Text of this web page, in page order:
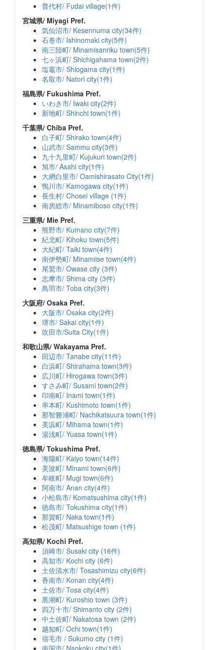
普代村/ Fudai village(1件)
宮城県/ Miyagi Pref.
気仙沼市/ Kesennuma city(34件)
石巻市/ Ishinomaki city(5件)
南三陸町/ Minamisanriku town(5件)
七ヶ浜町/ Shichigahama town(2件)
塩竈市/ Shiogama city(1件)
名取市/ Natori city(1件)
福島県/ Fukushima Pref.
いわき市/ Iwaki city(2件)
新地町/ Shinchi town(1件)
千葉県/ Chiba Pref.
白子町/ Shirako town(4件)
山武市/ Sammu city(3件)
九十九里町/ Kujukuri town(2件)
旭市/ Asahi city(1件)
大網白里市/ Oamishirasato City(1件)
鴨川市/ Kamogawa city(1件)
長生村/ Chosei village (1件)
南房総市/ Minamiboso city(1件)
三重県/ Mie Pref.
熊野市/ Kumano city(7件)
紀北町/ Kihoku town(5件)
大紀町/ Taiki town(4件)
南伊勢町/ Minamiise town(4件)
尾鷲市/ Owase city (3件)
志摩市/ Shima city (3件)
鳥羽市/ Toba city(3件)
大阪府/ Osaka Pref.
大阪市/ Osaka city(2件)
堺市/ Sakai city(1件)
吹田市/Suita City(1件)
和歌山県/ Wakayama Pref.
田辺市/ Tanabe city(11件)
白浜町/ Shirahama town(3件)
広川町/ Hirogawa town(3件)
すさみ町/ Susami town(2件)
印南町/ Inami town(1件)
串本町/ Kushimoto town(1件)
那智勝浦町/ Nachikatsuura town(1件)
美浜町/ Mihama town(1件)
湯浅町/ Yuasa town(1件)
徳島県/ Tokushima Pref.
海陽町/ Kaiyo town(14件)
美波町/ Minami town(6件)
牟岐町/ Mugi town(6件)
阿南市/ Anan city(4件)
小松島市/ Komatsushima city(1件)
徳島市/ Tokushima city(1件)
那賀町/ Naka town(1件)
松茂町/ Matsushige town (1件)
高知県/ Kochi Pref.
須崎市/ Susaki city (16件)
高知市/ Kochi city (6件)
土佐清水市/ Tosashimizu city(6件)
香南市/ Konan city(4件)
土佐市/ Tosa city(4件)
黒潮町/ Kuroshio town (3件)
四万十市/ Shimanto city (2件)
中土佐町/ Nakatosa town (2件)
越知町/ Ochi town(1件)
宿毛市 / Sukumo city (1件)
南国市/ Nankoku city(1件)